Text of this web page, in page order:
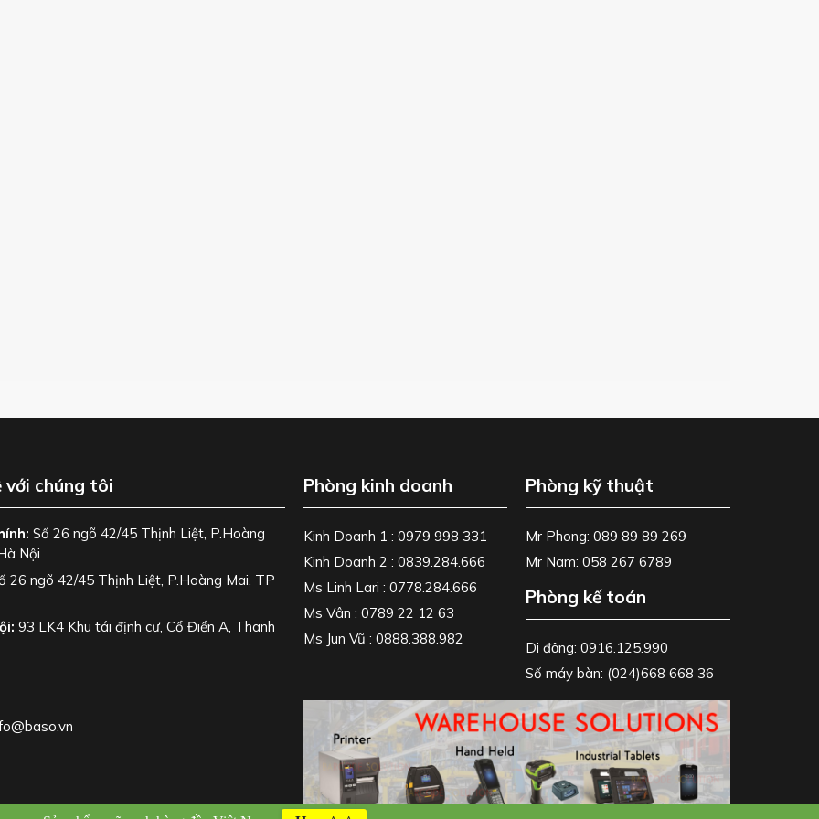
hoặc các kho hàng có diện tích hạn chế. Thiết kế
cuộn mực trở nên vô cùng nhanh chóng và dễ
phổ biến như USB và Ethernet (LAN). Điều này
văn phòng, hoặc chia sẻ máy in qua mạng nội bộ
thiết bị cho doanh nghiệp.
Toshiba BV420T
bỉ,Toshiba BV420Tđược ứng dụng rộng rãi trong
mã vạch quản lý hàng hóa tại các siêu thị mini, shop
bệnh nhân, nhãn quản lý đơn thuốc tại các phòng
đơn (Shipping label) cho các chủ shop kinh doanh
với chúng tôi
Số 26 ngõ 42/45 Thịnh Liệt, P.Hoàng
Nội
26 ngõ 42/45 Thịnh Liệt, P.Hoàng Mai, TP
93 LK4 Khu tái định cư, Cổ Điển A, Thanh
Phòng kinh doanh
Kinh Doanh 1 : 0979 998 331
Kinh Doanh 2 : 0839.284.666
Ms Linh Lari : 0778.284.666
Ms Vân : 0789 22 12 63
Ms Jun Vũ : 0888.388.982
Phòng kỹ thuật
Mr Phong: 089 89 89 269
Mr Nam: 058 267 6789
Phòng kế toán
Di động: 0916.125.990
Số máy bàn: (024)668 668 36